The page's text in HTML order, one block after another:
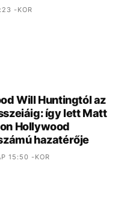
-KOR
Will Huntingtól az
így lett Matt
Hollywood
hazatérője
15:50 -KOR